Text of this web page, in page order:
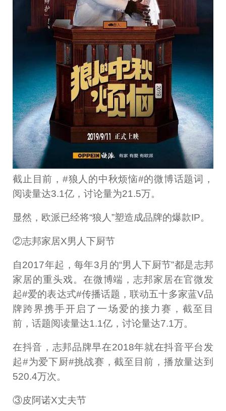
截止目前，#狼人的中秋烦恼#的微博话题词，
阅读量达3.1亿，讨论量为21.5万。
显然，欧派已经将“狼人”塑造成品牌的爆款IP。
②志邦家居X男人下厨节
自2017年起，每年3月的“男人下厨节”都是志邦
家居的重头戏。在微博端，志邦家居在官微发
起#爱的表达式#传播话题，联动五十多家蓝V品
牌跨界携手开启了一场爱的接力赛，截至目
前，话题阅读量达1.1亿，讨论量达7.1万。
在抖音，志邦品牌早在2018年就在抖音平台发
起#为爱下厨#挑战赛，截至目前，播放量达到
520.4万次。
③皮阿诺X丈夫节